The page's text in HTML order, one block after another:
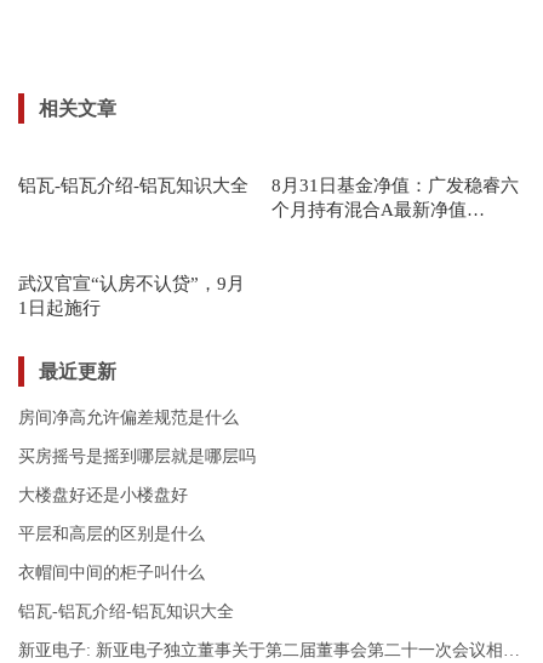
相关文章
铝瓦-铝瓦介绍-铝瓦知识大全
8月31日基金净值：广发稳睿六
个月持有混合A最新净值
武汉官宣“认房不认贷”，9月
1日起施行
最近更新
房间净高允许偏差规范是什么
买房摇号是摇到哪层就是哪层吗
大楼盘好还是小楼盘好
平层和高层的区别是什么
衣帽间中间的柜子叫什么
铝瓦-铝瓦介绍-铝瓦知识大全